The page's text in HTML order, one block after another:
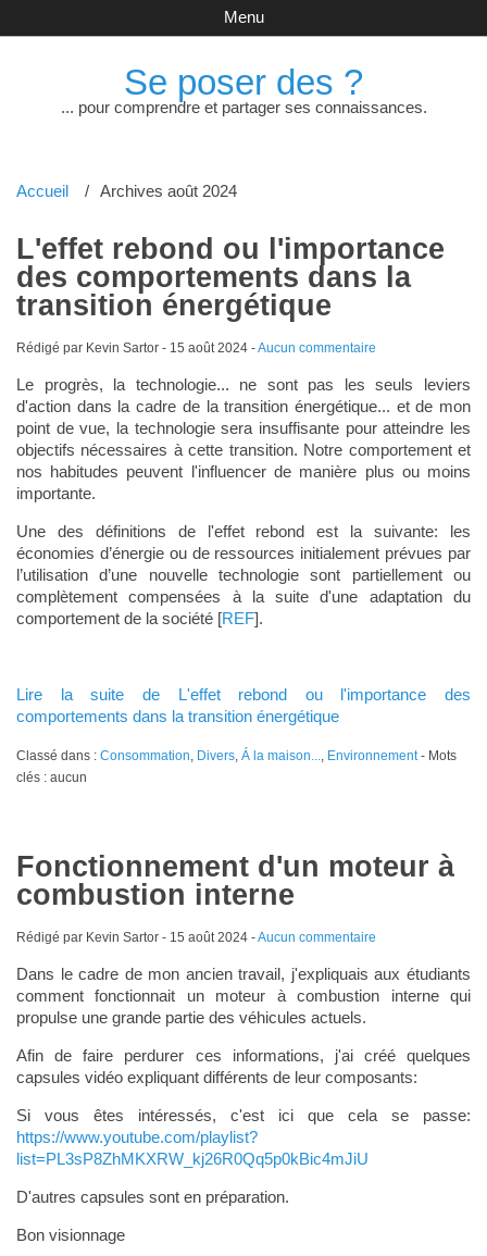
Se poser des ?
... pour comprendre et partager ses connaissances.
Menu
Accueil Archives août 2024
L'effet rebond ou l'importance
des comportements dans la
transition énergétique
Rédigé par Kevin Sartor - 15 août 2024-Aucun commentaire
Le progrès, la technologie... ne sont pas les seuls leviers
d'action dans la cadre de la transition énergétique... et de mon
point de vue, la technologie sera insuffisante pour atteindre les
objectifs nécessaires à cette transition. Notre comportement et
nos habitudes peuvent l'influencer de manière plus ou moins
importante.
Une des définitions de l'effet rebond est la suivante: les
économies d’énergie ou de ressources initialement prévues par
l’utilisation d’une nouvelle technologie sont partiellement ou
complètement compensées à la suite d'une adaptation du
comportement de la société [REF].
Lire la suite de L'effet rebond ou l'importance des
comportements dans la transition énergétique
Classé dans : Consommation Divers, Á la maison... Environnement- Mots
clés : aucun
Fonctionnement d'un moteur à
combustion interne
Rédigé par Kevin Sartor - 15 août 2024-Aucun commentaire
Dans le cadre de mon ancien travail, j'expliquais aux étudiants
comment fonctionnait un moteur à combustion interne qui
propulse une grande partie des véhicules actuels.
Afin de faire perdurer ces informations, j'ai créé quelques
capsules vidéo expliquant différents de leur composants:
Si vous êtes intéressés, c'est ici que cela se passe:
https://www.youtube.com/playlist?
list=PL3sP8ZhMKXRW_kj26R0Qq5p0kBic4mJiU
D'autres capsules sont en préparation.
Bon visionnage